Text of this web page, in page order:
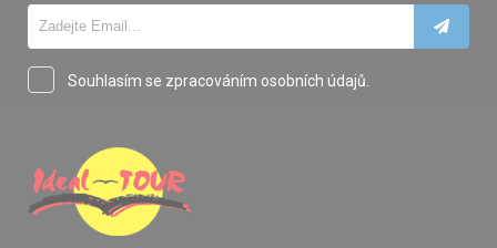
Souhlasím se zpracováním osobních údajů.